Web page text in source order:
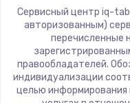
Сервисный центр iq-
авторизованным)
перечисленные
правообладателей.
индивидуализации
целью